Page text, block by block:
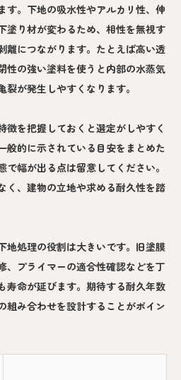
す。下地の吸水性やアルカリ性、伸
塗り材が変わるため、相性を無視す
離につながります。たとえば高い透
性の強い塗料を使うと内部の水蒸気
が発生しやすくなります。
徴を把握しておくと選定がしやすく
般的に示されている目安をまとめた
幅が出る点は留意してください。
く、建物の立地や求める耐久性を踏
地処理の役割は大きいです。旧塗膜
、プライマーの適合性確認などを丁
寿命が延びます。期待する耐久年数
組み合わせを設計することがポイン